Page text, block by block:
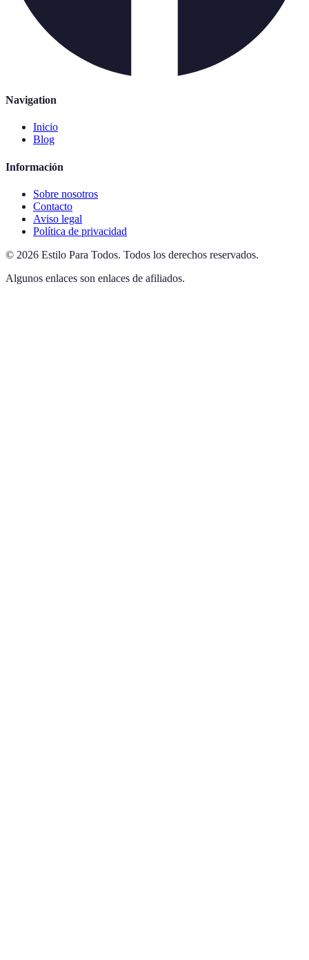
Navigation
Inicio
Blog
Información
Sobre nosotros
Contacto
Aviso legal
Política de privacidad
© 2026 Estilo Para Todos. Todos los derechos reservados.
Algunos enlaces son enlaces de afiliados.